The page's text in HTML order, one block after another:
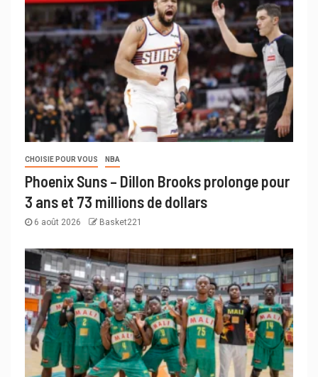
CHOISIE POUR VOUS NBA
Phoenix Suns – Dillon Brooks prolonge pour
3 ans et 73 millions de dollars
6 août 2026 Basket221